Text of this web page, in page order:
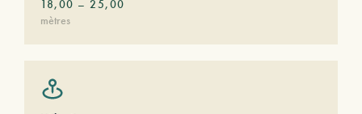
18,00 – 25,00
mètres